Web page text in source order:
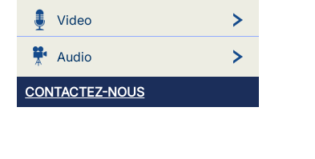
Video
Audio
CONTACTEZ-NOUS